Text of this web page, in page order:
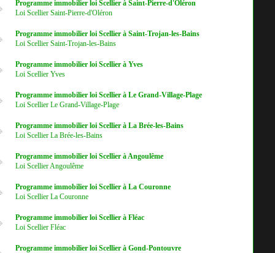
Programme immobilier loi Scellier à Saint-Pierre-d'Oléron
Loi Scellier Saint-Pierre-d'Oléron
Programme immobilier loi Scellier à Saint-Trojan-les-Bains
Loi Scellier Saint-Trojan-les-Bains
Programme immobilier loi Scellier à Yves
Loi Scellier Yves
Programme immobilier loi Scellier à Le Grand-Village-Plage
Loi Scellier Le Grand-Village-Plage
Programme immobilier loi Scellier à La Brée-les-Bains
Loi Scellier La Brée-les-Bains
Programme immobilier loi Scellier à Angoulême
Loi Scellier Angoulême
Programme immobilier loi Scellier à La Couronne
Loi Scellier La Couronne
Programme immobilier loi Scellier à Fléac
Loi Scellier Fléac
Programme immobilier loi Scellier à Gond-Pontouvre